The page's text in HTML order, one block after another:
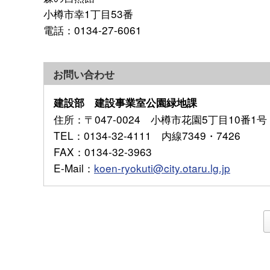
小樽市幸1丁目53番
電話：0134-27-6061
お問い合わせ
建設部 建設事業室公園緑地課
住所 ：〒047-0024 小樽市花園5丁目10番1号
TEL ：0134-32-4111 内線7349・7426
FAX ：0134-32-3963
E-Mail ： koen-ryokuti@city.otaru.lg.jp